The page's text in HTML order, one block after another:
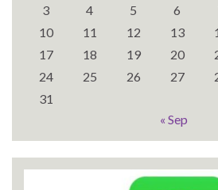
3
4 5 6
10
11 12 13
17
18 19 20
24
25 26 27
31
« Sep